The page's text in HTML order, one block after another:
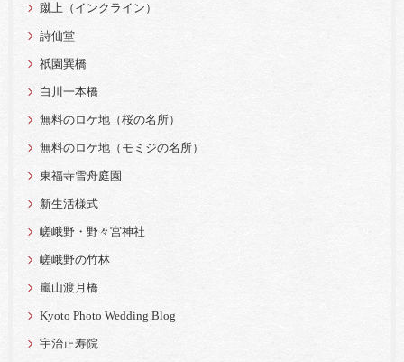
蹴上（インクライン）
詩仙堂
祇園巽橋
白川一本橋
無料のロケ地（桜の名所）
無料のロケ地（モミジの名所）
東福寺雪舟庭園
新生活様式
嵯峨野・野々宮神社
嵯峨野の竹林
嵐山渡月橋
Kyoto Photo Wedding Blog
宇治正寿院